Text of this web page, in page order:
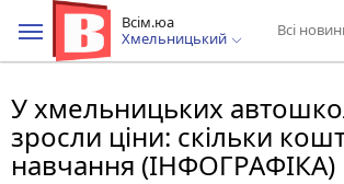
Всім.юа
Хмельницький
Всі
У хмельницьких
зросли ціни: скільки
навчання (ІНФОГРАФІКА)